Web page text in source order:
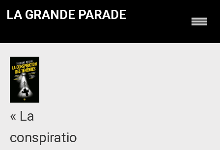
LA GRANDE PARADE
« La
conspiratio